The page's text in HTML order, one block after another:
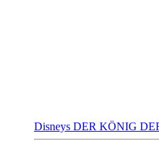
Disneys DER KÖNIG